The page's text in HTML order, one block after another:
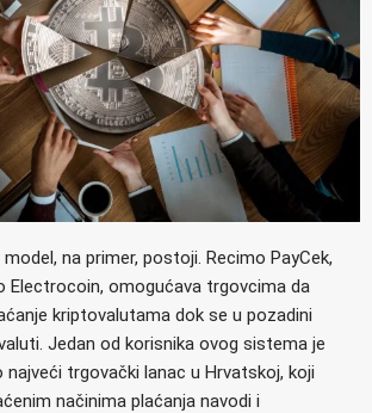
na primer, postoji. Recimo PayCek,
Electrocoin, omogućava trgovcima da
kriptovalutama dok se u pozadini
Jedan od korisnika ovog sistema je
trgovački lanac u Hrvatskoj, koji
načinima plaćanja navodi i